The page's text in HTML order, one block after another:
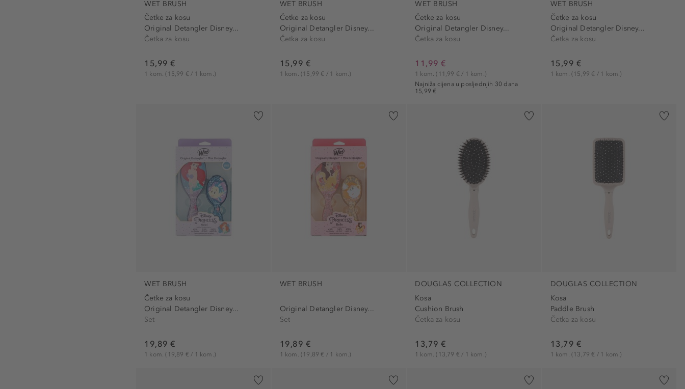
WET BRUSH
Četke za kosu
Original Detangler Disney...
Četka za kosu
15,99 €
1 kom.(15,99 € / 1 kom.)
WET BRUSH
Četke za kosu
Original Detangler Disney...
Četka za kosu
15,99 €
1 kom. (15,99 € / 1 kom.)
WET BRUSH
Četke za kosu
Original Detangler Disney...
Četka za kosu
11,99 €
Najniža cijena u posljednjih 30 dana
15,99 €
1 kom.(11,99 € / 1 kom.)
WET BRUSH
Četke za kosu
Original Detangler Disney...
Četka za kosu
15,99 €
1 kom. (15,99 € / 1 kom.)
WET BRUSH
Četke za kosu
Original Detangler Disney...
Set
19,89 €
1 kom.(19,89 € / 1 kom.)
WET BRUSH
Original Detangler Disney...
Set
19,89 €
1 kom. (19,89 € / 1 kom.)
DOUGLAS COLLECTION
Kosa
Cushion Brush
Četka za kosu
13,79 €
1 kom.(13,79 € / 1 kom.)
DOUGLAS COLLECTION
Kosa
Paddle Brush
Četka za kosu
13,79 €
1 kom. (13,79 € / 1 kom.)